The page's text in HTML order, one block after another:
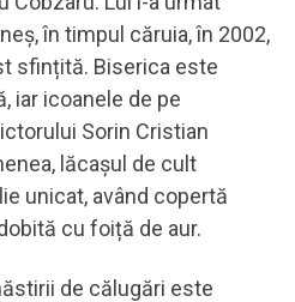
în timpul căruia, în 2002,
sfințită. Biserica este
iar icoanele de pe
Sorin Cristian
lăcașul de cult
unicat, având copertă
cu foiță de aur.
de călugări este